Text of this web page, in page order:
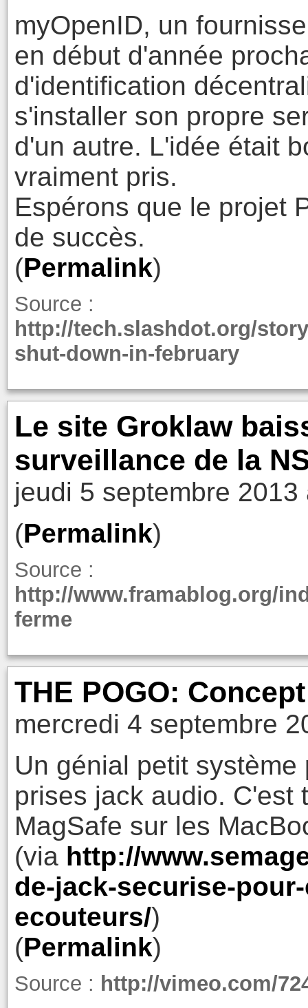
myOpenID, un
en début d'année
d'identification
s'installer son propre
d'un autre. L'idée était
vraiment pris.
Espérons que le projet
de succès.
(Permalink)
Source :
http://tech.slashdot.org/
shut-down-in-february
Le site Groklaw
surveillance de la
jeudi 5 septembre 2013
(Permalink)
Source :
http://www.framablog.org/
ferme
THE POGO:
mercredi 4 septembre
Un génial petit
prises jack audio. C'est
MagSafe sur les
(via http://
de-jack-securise-
ecouteurs/)
(Permalink)
Source : http://vimeo.com/